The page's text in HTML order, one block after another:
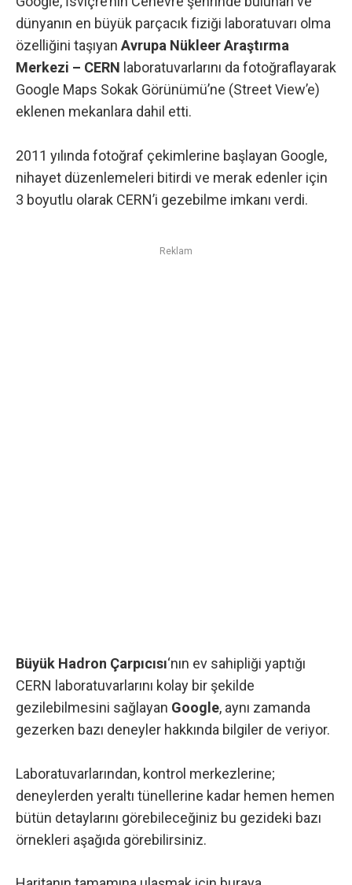
dünyanın en büyük parçacık fiziği laboratuvarı olma
özelliğini taşıyan Avrupa Nükleer Araştırma
Merkezi – CERN laboratuvarlarını da fotoğraflayarak
Google Maps Sokak Görünümü’ne (Street View’e)
eklenen mekanlara dahil etti.
2011 yılında fotoğraf çekimlerine başlayan Google,
nihayet düzenlemeleri bitirdi ve merak edenler için
3 boyutlu olarak CERN’i gezebilme imkanı verdi.
Reklam
Büyük Hadron Çarpıcısı‘nın ev sahipliği yaptığı
CERN laboratuvarlarını kolay bir şekilde
gezilebilmesini sağlayan Google, aynı zamanda
gezerken bazı deneyler hakkında bilgiler de veriyor.
Laboratuvarlarından, kontrol merkezlerine;
deneylerden yeraltı tünellerine kadar hemen hemen
bütün detaylarını görebileceğiniz bu gezideki bazı
örnekleri aşağıda görebilirsiniz.